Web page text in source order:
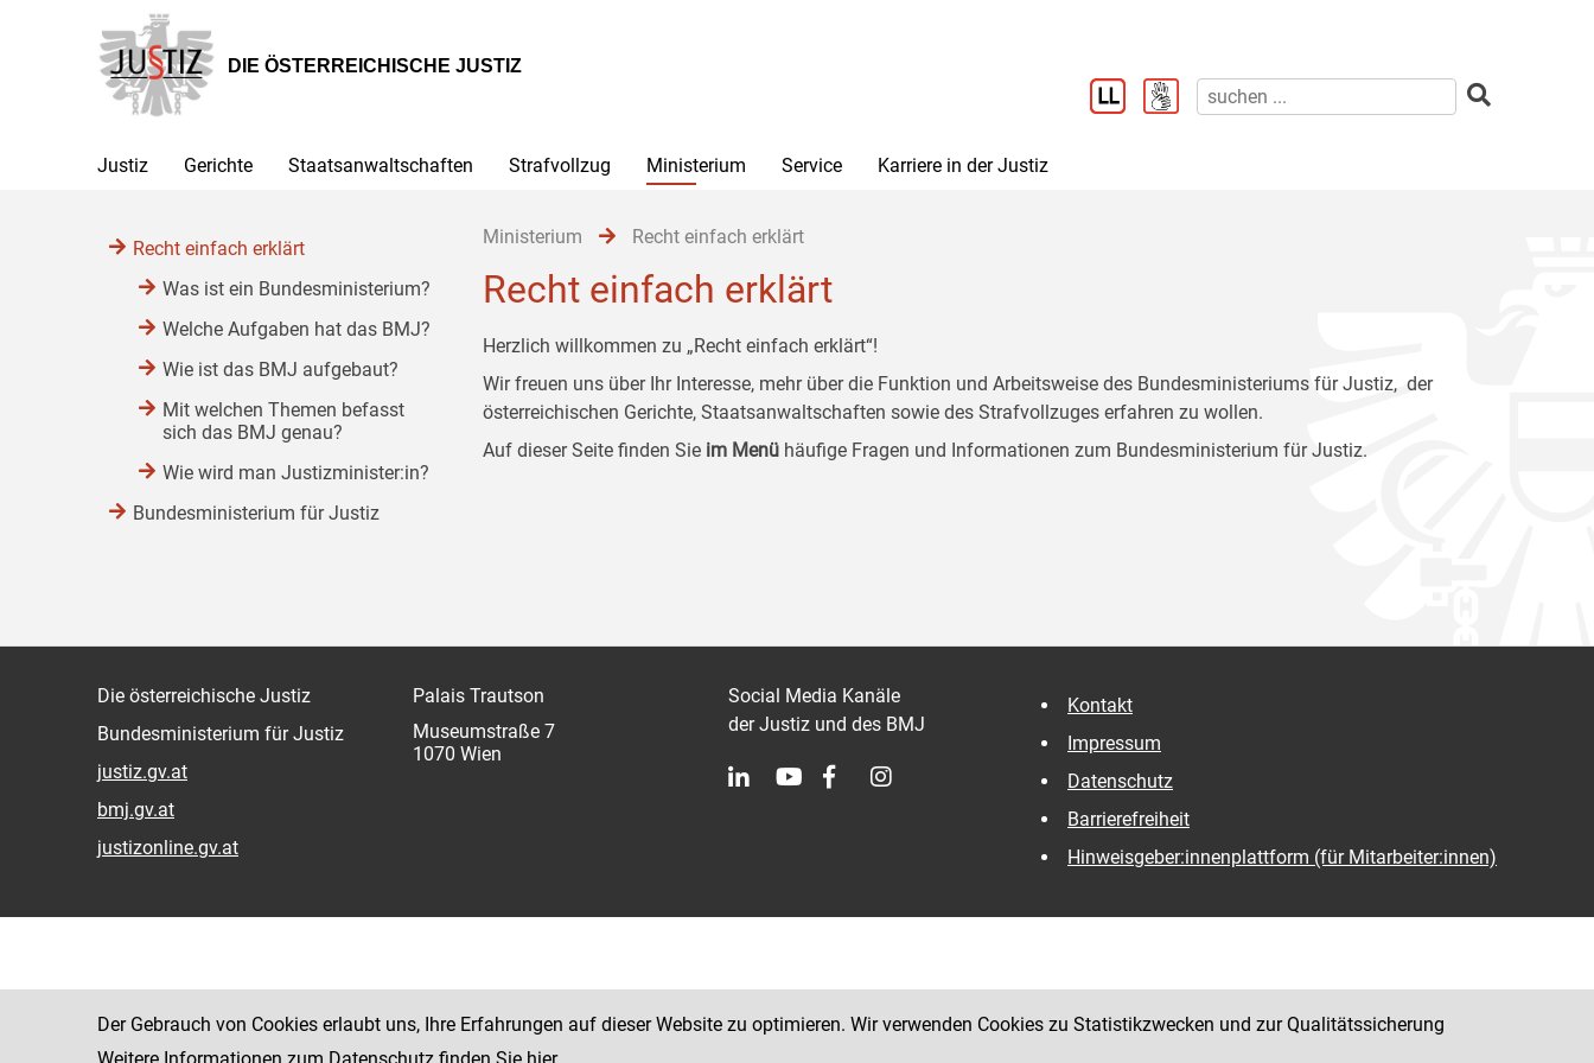
Hauptnavigation
[1]
Inhalt
[2]
Untermenü
[3]
DIE ÖSTERREICHISCHE JUSTIZ
Justiz Gerichte Staatsanwaltschaften Strafvollzug Ministerium Service Karriere in der Justiz
Ministerium Recht einfach erklärt
Recht einfach erklärt
Herzlich willkommen zu „Recht einfach erklärt“!
Wir freuen uns über Ihr Interesse, mehr über die Funktion und Arbeitsweise des Bundesministeriums für Justiz, der
österreichischen Gerichte, Staatsanwaltschaften sowie des Strafvollzuges erfahren zu wollen.
Auf dieser Seite finden Sie im Menü häufige Fragen und Informationen zum Bundesministerium für Justiz.
Recht einfach erklärt
Was ist ein Bundesministerium?
Welche Aufgaben hat das BMJ?
Wie ist das BMJ aufgebaut?
Mit welchen Themen befasst
sich das BMJ genau?
Wie wird man Justizminister:in?
Bundesministerium für Justiz
Die österreichische Justiz
Bundesministerium für Justiz
justiz.gv.at
bmj.gv.at
justizonline.gv.at
Palais Trautson
Museumstraße 7
1070 Wien
Social Media Kanäle
der Justiz und des BMJ
Kontakt
Impressum
Datenschutz
Barrierefreiheit
Hinweisgeber:innenplattform (für Mitarbeiter:innen)
Der Gebrauch von Cookies erlaubt uns, Ihre Erfahrungen auf dieser Website zu optimieren. Wir verwenden Cookies zu Statistikzwecken und zur Qualitätssicherung